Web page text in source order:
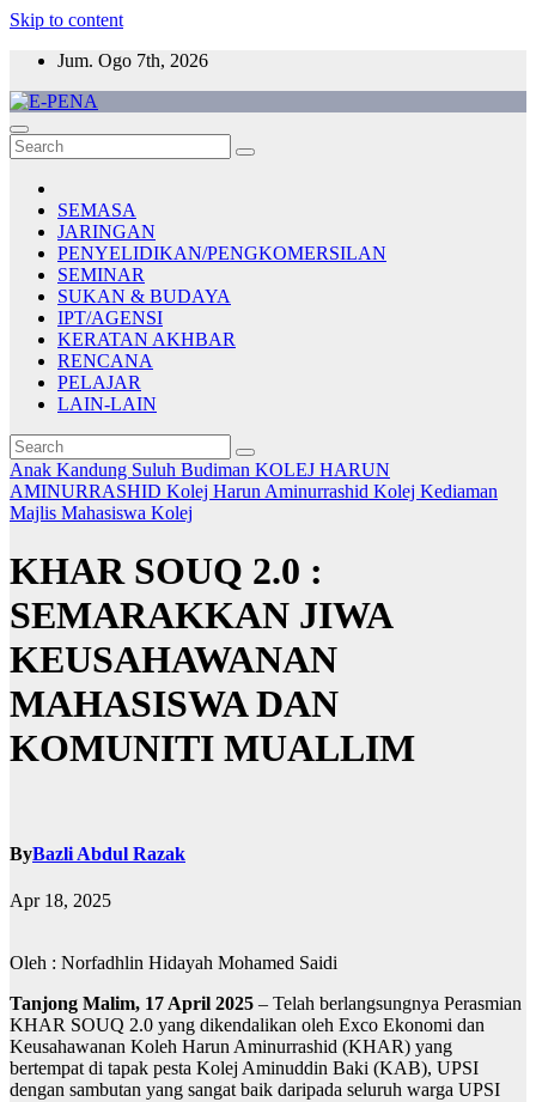
Skip to content
Jum. Ogo 7th, 2026
E-PENA
Berita Digital Terkini
SEMASA
JARINGAN
PENYELIDIKAN/PENGKOMERSILAN
SEMINAR
SUKAN & BUDAYA
IPT/AGENSI
KERATAN AKHBAR
RENCANA
PELAJAR
LAIN-LAIN
Anak Kandung Suluh Budiman KOLEJ HARUN
AMINURRASHID Kolej Harun Aminurrashid Kolej Kediaman
Majlis Mahasiswa Kolej
KHAR SOUQ 2.0 :
SEMARAKKAN JIWA
KEUSAHAWANAN
MAHASISWA DAN
KOMUNITI MUALLIM
ByBazli Abdul Razak
Apr 18, 2025
Oleh : Norfadhlin Hidayah Mohamed Saidi
Tanjong Malim, 17 April 2025 – Telah berlangsungnya Perasmian
KHAR SOUQ 2.0 yang dikendalikan oleh Exco Ekonomi dan
Keusahawanan Koleh Harun Aminurrashid (KHAR) yang
bertempat di tapak pesta Kolej Aminuddin Baki (KAB), UPSI
dengan sambutan yang sangat baik daripada seluruh warga UPSI